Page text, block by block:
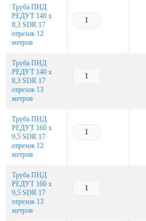
Труба ПНД
РЕДУТ 140 х
8,3 SDR 17
отрезок 12
метров
Труба ПНД
РЕДУТ 140 х
8,3 SDR 17
отрезок 13
метров
Труба ПНД
РЕДУТ 160 х
9,5 SDR 17
отрезок 12
метров
Труба ПНД
РЕДУТ 160 х
9,5 SDR 17
отрезок 13
метров